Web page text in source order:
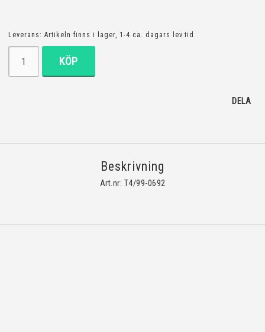
Leverans: Artikeln finns i lager, 1-4 ca. dagars lev.tid
KÖP
DELA
Beskrivning
Art.nr: T4/99-0692